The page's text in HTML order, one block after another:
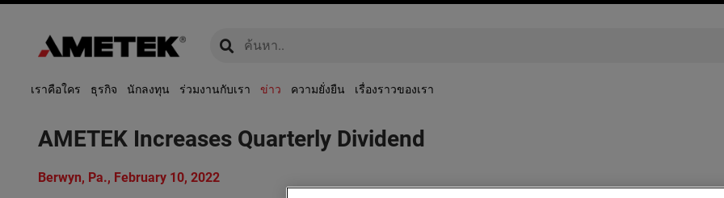
global-search
global-search
เราคือใคร ธุรกิจ นักลงทุน ร่วมงานกับเรา ข่าว ความยั่งยืน เรื่องราวของเรา
AMETEK Increases Quarterly Dividend
Berwyn, Pa., February 10, 2022